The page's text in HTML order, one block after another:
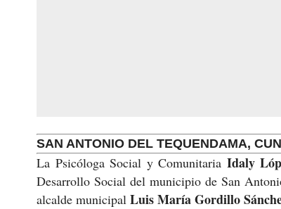
SAN ANTONIO DEL TEQUENDAMA,
La Psicóloga Social y Comunitaria Idaly
Desarrollo Social del municipio de San
alcalde municipal Luis María Gordillo